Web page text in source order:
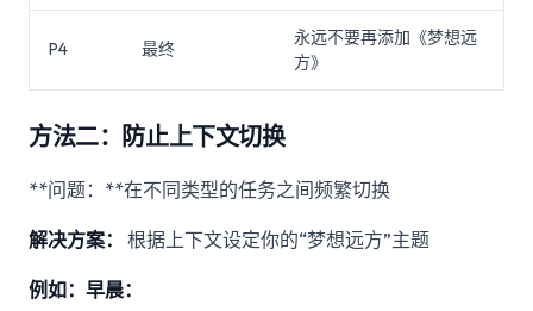
P4 最终
永远不要再添加《梦想远
方》
方法二：防止上下文切换
**问题：**在不同类型的任务之间频繁切换
解决方案： 根据上下文设定你的“梦想远方”主题
例如：早晨：